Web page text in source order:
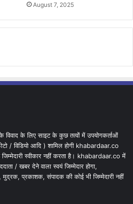
August 7, 2025
विवाद के लिए साइट के कुछ तत्वों में उपयोगकर्ताओं
/ विडियो आदि ) शामिल होगी khabardaar.co
स्वीकार नहीं करता है। khabardaar.co में
/ खबर देने वाला स्वयं जिम्मेदार होगा,
प्रकाशक, संपादक की कोई भी जिम्मेदारी नहीं